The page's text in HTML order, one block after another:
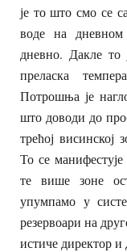
је то што смо се
воде на
дневно. Дакле
преласка
Потрошња је
што доводи до
трећој
То се
те више зоне
упумпамо у
резервоари на
истиче директор и